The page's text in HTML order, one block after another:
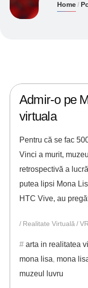
Home
Admir-o pe
virtuala
Pentru că se fac
Vinci a murit,
retrospectivă a
putea lipsi Mona
HTC Vive, au
Realitate Virtuală
arta in realitatea
mona lisa, mona
muzeul luvru